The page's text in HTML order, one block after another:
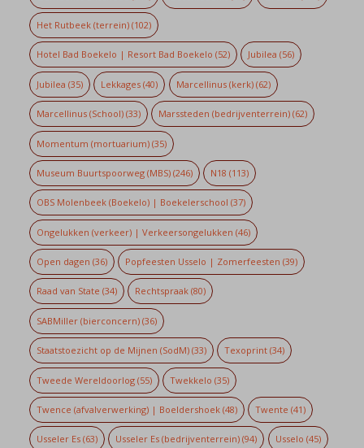
Het Rutbeek (terrein)(102)
Hotel Bad Boekelo | Resort Bad Boekelo (52) Jubilea (56)
Jubilea (35) Lekkages (40) Marcellinus (kerk)(62)
Marcellinus (School)(33) Marssteden (bedrijventerrein) (62)
Momentum (mortuarium)(35)
Museum Buurtspoorweg (MBS)(246) N18 (113)
OBS Molenbeek (Boekelo) | Boekelerschool (37)
Ongelukken (verkeer) | Verkeersongelukken (46)
Open dagen (36) Popfeesten Usselo | Zomerfeesten (39)
Raad van State (34) Rechtspraak (80)
SABMiller (bierconcern)(36)
Staatstoezicht op de Mijnen (SodM)(33) Texoprint (34)
Tweede Wereldoorlog(55) Twekkelo (35)
Twence (afvalverwerking) | Boeldershoek(48) Twente (41)
Usseler Es(63) Usseler Es (bedrijventerrein) (94) Usselo (45)